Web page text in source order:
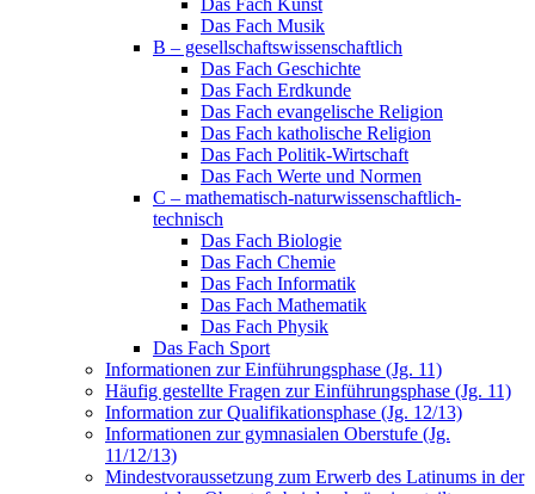
Das Fach Kunst
Das Fach Musik
B – gesellschaftswissenschaftlich
Das Fach Geschichte
Das Fach Erdkunde
Das Fach evangelische Religion
Das Fach katholische Religion
Das Fach Politik-Wirtschaft
Das Fach Werte und Normen
C – mathematisch-naturwissenschaftlich-
technisch
Das Fach Biologie
Das Fach Chemie
Das Fach Informatik
Das Fach Mathematik
Das Fach Physik
Das Fach Sport
Informationen zur Einführungsphase (Jg. 11)
Häufig gestellte Fragen zur Einführungsphase (Jg. 11)
Information zur Qualifikationsphase (Jg. 12/13)
Informationen zur gymnasialen Oberstufe (Jg.
11/12/13)
Mindestvoraussetzung zum Erwerb des Latinums in der